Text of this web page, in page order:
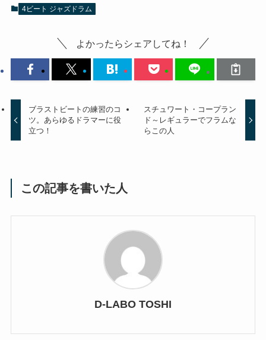
4ビート ジャズドラム
よかったらシェアしてね！
ブラストビートの練習のコ
ツ。あらゆるドラマーに役
立つ！
スチュワート・コープラン
ド～レギュラーでフラムな
らこの人
この記事を書いた人
D-LABO TOSHI